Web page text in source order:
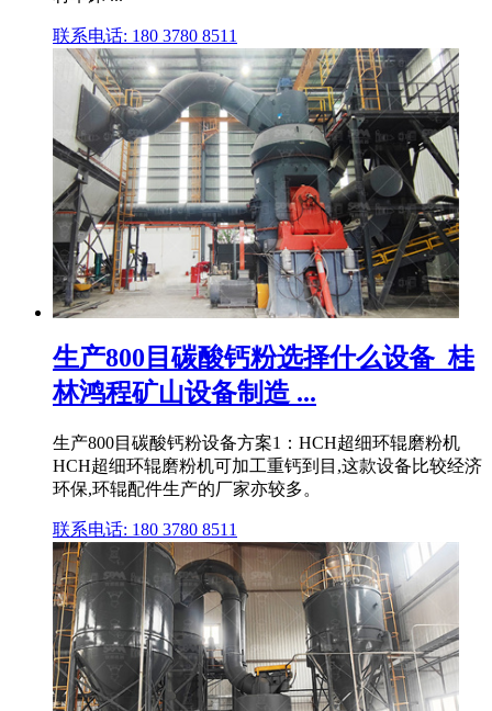
联系电话: 180 3780 8511
生产800目碳酸钙粉选择什么设备_桂
林鸿程矿山设备制造 ...
生产800目碳酸钙粉设备方案1：HCH超细环辊磨粉机
HCH超细环辊磨粉机可加工重钙到目,这款设备比较经济
环保,环辊配件生产的厂家亦较多。
联系电话: 180 3780 8511